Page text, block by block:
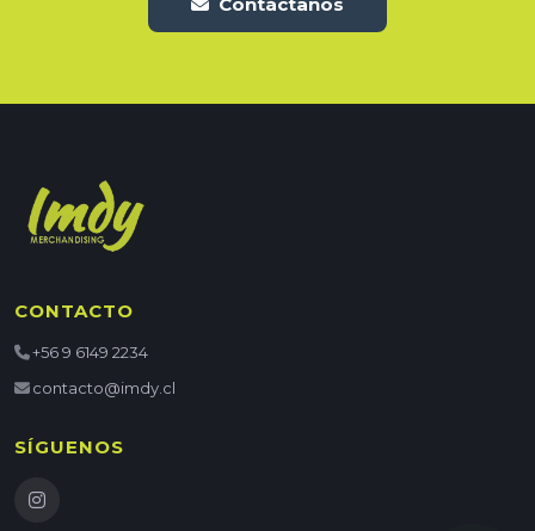
CONTACTO
+56 9 6149 2234
contacto@imdy.cl
SÍGUENOS